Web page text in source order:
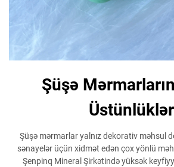
Şüşə
Şüşə mərmarlar yalnız dekorativ məhsul
sənayelər üçün xidmət edən çox yönlü
Şenpinq Mineral Şirkətində yüksək